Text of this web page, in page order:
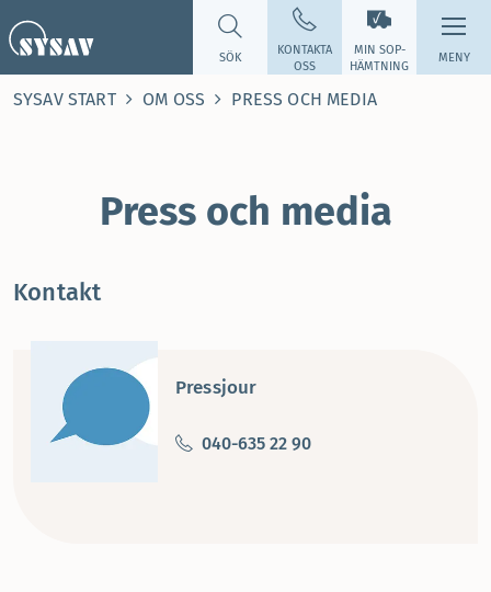
MIN SOP­
HÄMTNING
SÖK
KONTAKTA
OSS
MENY
SYSAV START OM OSS PRESS OCH MEDIA
Press och media
Kontakt
Pressjour
040-635 22 90